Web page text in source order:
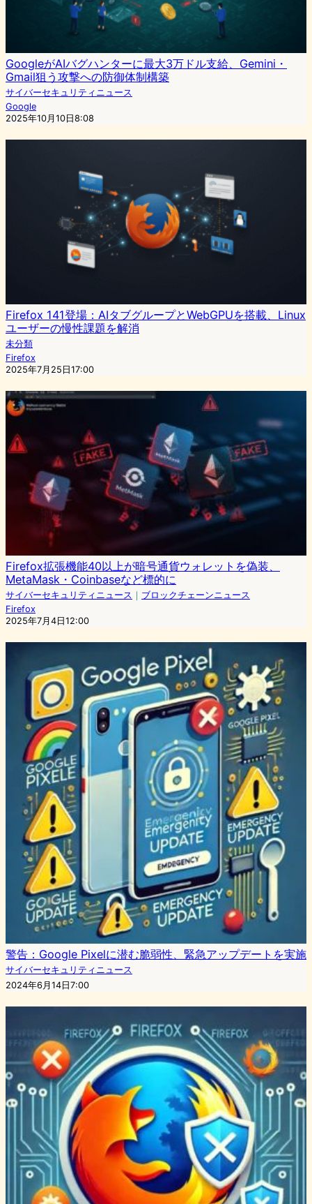
GoogleがAIバグハンターに最大3万ドル支給、Gemini・
Gmail狙う攻撃への防御体制構築
サイバーセキュリティニュース
Google
2025年10月10日8:08
Firefox 141登場：AIタブグループとWebGPUを搭載、Linux
ユーザーの慢性課題を解消
未分類
Firefox
2025年7月25日17:00
Firefox拡張機能40以上が暗号通貨ウォレットを偽装、
MetaMask・Coinbaseなど標的に
サイバーセキュリティニュース ｜ ブロックチェーンニュース
Firefox
2025年7月4日12:00
警告：Google Pixelに潜む脆弱性、緊急アップデートを実施
サイバーセキュリティニュース
2024年6月14日7:00